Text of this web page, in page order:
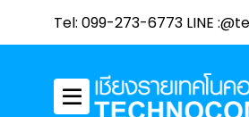
Tel: 099-273-6773 LINE